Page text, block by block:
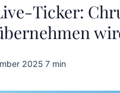
Ticker:
2025·7 min